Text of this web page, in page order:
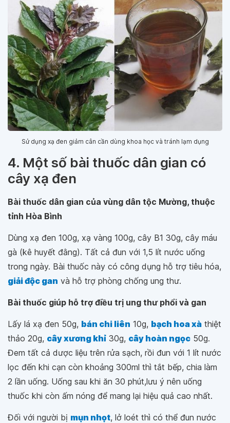
Sử dụng xạ đen giảm cân cần dùng khoa học và tránh lạm dụng
4. Một số bài thuốc dân gian có
cây xạ đen
Bài thuốc dân gian của vùng dân tộc Mường, thuộc
tỉnh Hòa Bình
Dùng xạ đen 100g, xạ vàng 100g, cây B1 30g, cây máu
gà (kê huyết đằng). Tất cả đun với 1,5 lít nước uống
trong ngày. Bài thuốc này có công dụng hỗ trợ tiêu hóa,
giải độc gan và hỗ trợ phòng chống ung thư.
Bài thuốc giúp hỗ trợ điều trị ung thư phổi và gan
Lấy lá xạ đen 50g, bán chi liên 10g, bạch hoa xà thiệt
thảo 20g, cây xương khỉ 30g, cây hoàn ngọc 50g.
Đem tất cả dược liệu trên rửa sạch, rồi đun với 1 lít nước
lọc đến khi cạn còn khoảng 300ml thì tắt bếp, chia làm
2 lần uống. Uống sau khi ăn 30 phút,lưu ý nên uống
thuốc khi còn ấm nóng để mang lại hiệu quả cao nhất.
Đối với người bị mụn nhọt, lở loét thì có thể đun nước